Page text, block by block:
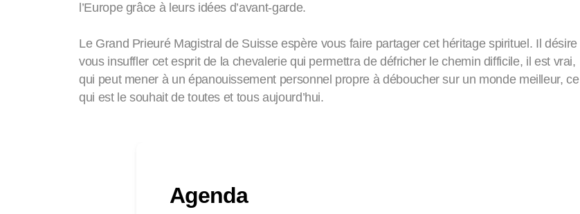
l’Europe grâce à leurs idées d’avant-garde.
Le Grand Prieuré Magistral de Suisse espère vous faire partager cet héritage spirituel. Il désire
vous insuffler cet esprit de la chevalerie qui permettra de défricher le chemin difficile, il est vrai,
qui peut mener à un épanouissement personnel propre à déboucher sur un monde meilleur, ce
qui est le souhait de toutes et tous aujourd’hui.
Agenda